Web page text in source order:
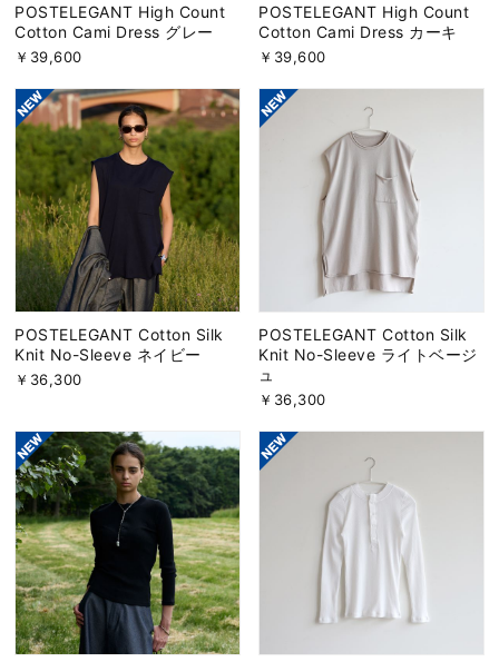
POSTELEGANT High Count
Cotton Cami Dress グレー
￥39,600
POSTELEGANT High Count
Cotton Cami Dress カーキ
￥39,600
POSTELEGANT Cotton Silk
Knit No-Sleeve ネイビー
￥36,300
POSTELEGANT Cotton Silk
Knit No-Sleeve ライトベージ
ュ
￥36,300